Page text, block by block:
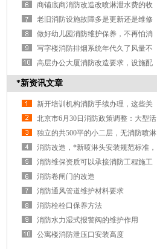
什么公司做消防改造整改*靠谱
商铺底商消防改造改喷淋泄水费的收
费标准是什么？
老旧消防设施故障多是更新还是维修
合适呢？
做好幼儿园消防维护保养，不再怕消
防检查
写字楼消防排烟系统年代久了风量不
达标如何改造
高层办公大厦消防改造要求，设施配
置标准
*新资讯文章
新开培训机构消防手续办理，这些关
键步骤你知道吗？
北京市6月30日消防政策调整：大型活
动与商业经营无需审批
独立的共500平的小二层，无消防喷淋
系统，可以做教培场所吗
消防改造，*新喷淋头安装规范标准，
喷头的溅水盘与顶部的距离
消防维保资质可以承接消防工程施工
吗
消防卷闸门的改造
消防通风管道维护材料要求
消防栓栓口保养方法
消防水力湿式报警阀的维护作用
公寓楼消防泄压口安装高度